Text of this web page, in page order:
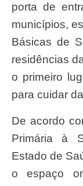
porta de
municípios,
Básicas de
residências
o primeiro
para cuidar
De acordo com a superintendente de Atenção
Primária à
Estado de
o espaço